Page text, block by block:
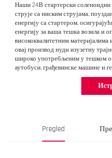
Наши 24В стартерски
струје са ниским струјама,
енергију са стартером,
енергију за ваша тешка возила и
висококвалитетним
овај производ нуди изузетну
широко употребљеним у тешком
аутобуси, грађевинске машине и
Pregled